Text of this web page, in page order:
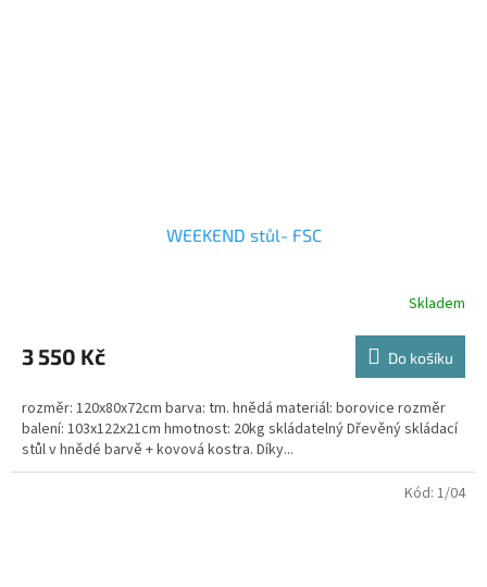
WEEKEND stůl- FSC
Skladem
3 550 Kč Do košíku
rozměr: 120x80x72cm barva: tm. hnědá materiál: borovice rozměr
balení: 103x122x21cm hmotnost: 20kg skládatelný Dřevěný skládací
stůl v hnědé barvě + kovová kostra. Díky...
Kód: 1/04